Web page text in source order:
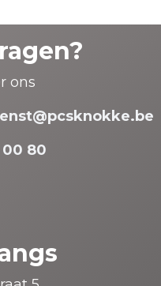
ons
00 80